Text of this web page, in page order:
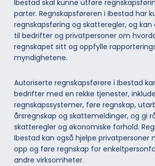
Ibestad skal kunne utføre
parter. Regnskapsføreren i Ibestad har
regnskapsføring og skatteregler, og
til bedrifter og privatpersoner om
regnskapet sitt og oppfylle
myndighetene.
Autoriserte regnskapsførere i Ibestad
bedrifter med en rekke tjenester,
regnskapssystemer, føre regnskap,
årsregnskap og skattemeldinger, og gi
skatteregler og økonomiske forhold.
Ibestad kan også hjelpe privatpersoner
opp og føre regnskap for
andre virksomheter.